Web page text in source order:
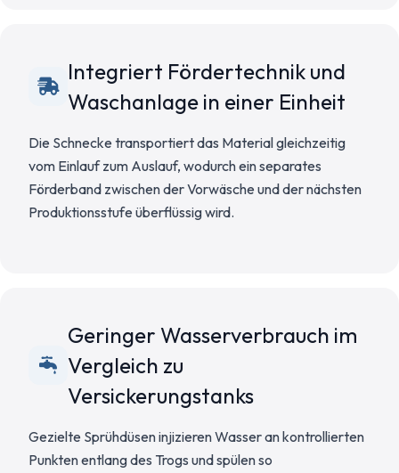
Integriert Fördertechnik und
Waschanlage in einer Einheit
Die Schnecke transportiert das Material gleichzeitig
vom Einlauf zum Auslauf, wodurch ein separates
Förderband zwischen der Vorwäsche und der nächsten
Produktionsstufe überflüssig wird.
Geringer Wasserverbrauch im
Vergleich zu
Versickerungstanks
Gezielte Sprühdüsen injizieren Wasser an kontrollierten
Punkten entlang des Trogs und spülen so